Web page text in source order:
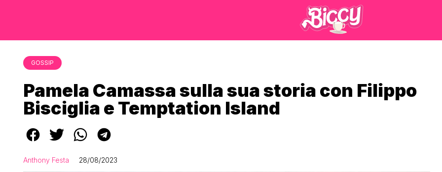
GOSSIP
Pamela Camassa sulla sua storia con Filippo
Bisciglia e Temptation Island
Anthony Festa 28/08/2023